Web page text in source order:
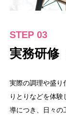
STEP 03
実務研修
実際の調理や盛り
りとりなどを体
導につき、日々の